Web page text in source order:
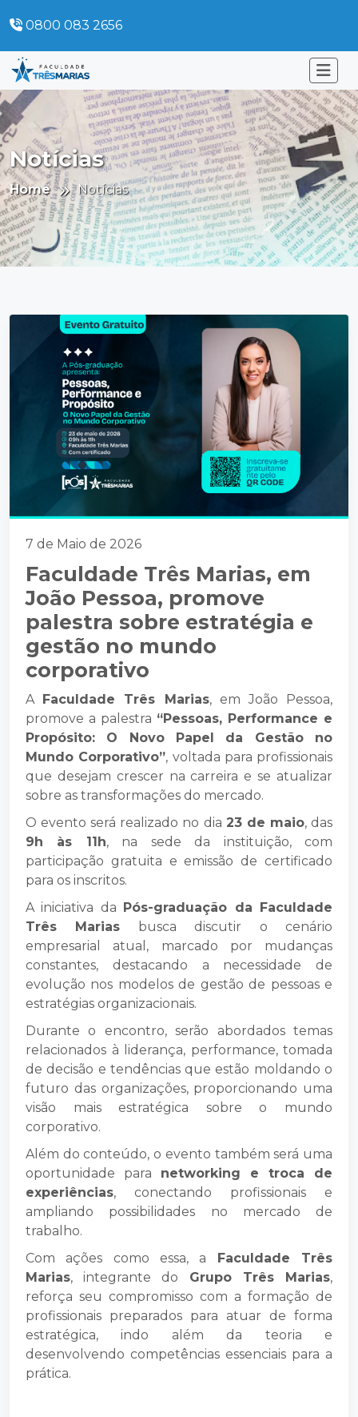
0800 083 2656
Notícias
Home Notícias
7 de Maio de 2026
Faculdade Três Marias, em
João Pessoa, promove
palestra sobre estratégia e
gestão no mundo
corporativo
A Faculdade Três Marias, em João Pessoa,
promove a palestra “Pessoas, Performance e
Propósito: O Novo Papel da Gestão no
Mundo Corporativo”, voltada para profissionais
que desejam crescer na carreira e se atualizar
sobre as transformações do mercado.
O evento será realizado no dia 23 de maio, das
9h às 11h, na sede da instituição, com
participação gratuita e emissão de certificado
para os inscritos.
A iniciativa da Pós-graduação da Faculdade
Três Marias busca discutir o cenário
empresarial atual, marcado por mudanças
constantes, destacando a necessidade de
evolução nos modelos de gestão de pessoas e
estratégias organizacionais.
Durante o encontro, serão abordados temas
relacionados à liderança, performance, tomada
de decisão e tendências que estão moldando o
futuro das organizações, proporcionando uma
visão mais estratégica sobre o mundo
corporativo.
Além do conteúdo, o evento também será uma
oportunidade para networking e troca de
experiências, conectando profissionais e
ampliando possibilidades no mercado de
trabalho.
Com ações como essa, a Faculdade Três
Marias, integrante do Grupo Três Marias,
reforça seu compromisso com a formação de
profissionais preparados para atuar de forma
estratégica, indo além da teoria e
desenvolvendo competências essenciais para a
prática.